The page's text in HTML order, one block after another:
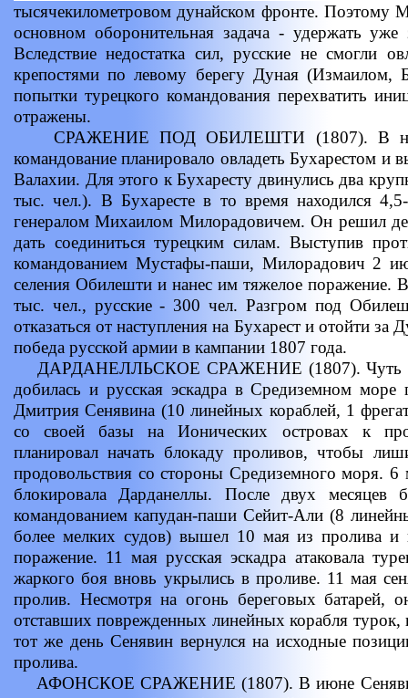
тысячекилометровом дунайском фронте. Поэтому
основном оборонительная задача - удержать
Вследствие недостатка сил, русские не смогли
крепостями по левому берегу Дуная
попытки турецкого командования перехватить
отражены.
СРАЖЕНИЕ ПОД ОБИЛЕШТИ (1807). В
командование планировало овладеть Бухарестом и
Валахии. Для этого к Бухаресту двинулись два
тыс. чел.). В Бухаресте в то время находился
генералом Михаилом Милорадовичем. Он решил
дать соединиться турецким силам. Выступив
командованием Мустафы-паши, Милорадович 2
селения Обилешти и нанес им тяжелое поражение.
тыс. чел., русские - 300 чел. Разгром под
отказаться от наступления на Бухарест и отойти
победа русской армии в кампании 1807 года.
ДАРДАНЕЛЛЬСКОЕ СРАЖЕНИЕ (1807). Чуть
добилась и русская эскадра в Средиземном море
Дмитрия Сенявина (10 линейных кораблей, 1
со своей базы на Ионических островах к
планировал начать блокаду проливов, чтобы
продовольствия со стороны Средиземного моря. 6
блокировала Дарданеллы. После двух месяцев
командованием капудан-паши Сейит-Али (8
более мелких судов) вышел 10 мая из пролива и
поражение. 11 мая русская эскадра атаковала
жаркого боя вновь укрылись в проливе. 11 мая
пролив. Несмотря на огонь береговых батарей,
отставших поврежденных линейных корабля турок,
тот же день Сенявин вернулся на исходные
пролива.
АФОНСКОЕ СРАЖЕНИЕ (1807). В июне Сенявин